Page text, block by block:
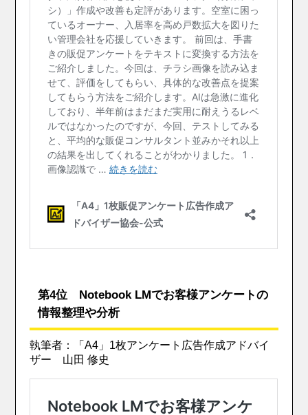
第4位 Notebook LMでお客様アンケートの
情報整理や分析
執筆者：「A4」1枚アンケート広告作成アドバイ
ザー 山田 修史